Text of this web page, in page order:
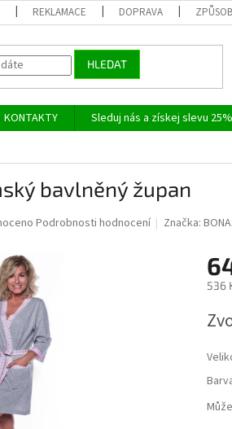
REKLAMACE DOPRAVA
HLEDAT
KONTAKTY
Sleduj nás a získej slevu
bavlněný župan
Podrobnosti hodnocení Značka:
536